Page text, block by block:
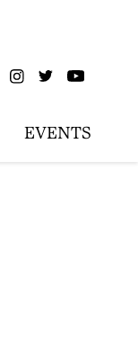
EVENTS